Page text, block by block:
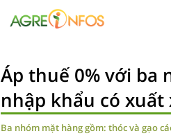
Áp thuế 0% với ba
nhập khẩu có
Ba nhóm mặt hàng gồm: thóc và gạo